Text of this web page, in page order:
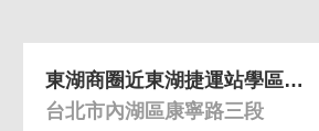
東湖商圈近東湖捷運站學區三房美寓
台北市內湖區康寧路三段